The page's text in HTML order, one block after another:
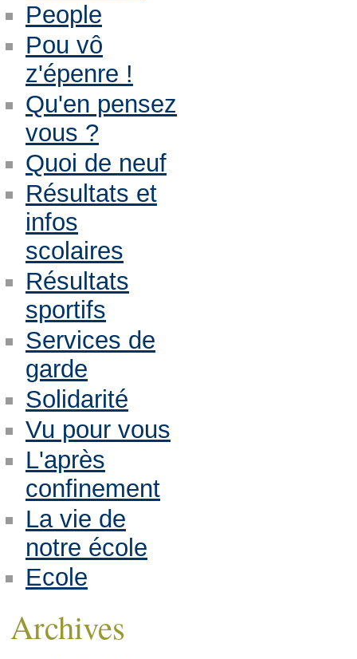
People
Pou vô
z'épenre !
Qu'en pensez
vous ?
Quoi de neuf
Résultats et
infos
scolaires
Résultats
sportifs
Services de
garde
Solidarité
Vu pour vous
L'après
confinement
La vie de
notre école
Ecole
Archives